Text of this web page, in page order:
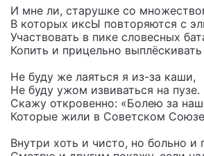
И мне ли, старушке со
В которых иксЫ повторяются с
Участвовать в пике словесных
Копить и прицельно выплёскивать
Не буду же лаяться я из-за каши,
Не буду ужом извиваться на пузе.
Скажу откровенно: «Болею за
Которые жили в Советском
Внутри хоть и чисто, но больно и